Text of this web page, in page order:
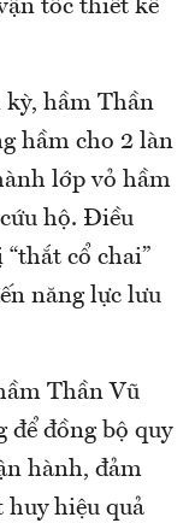
tốc thiết kế
kỳ, hầm Thần
hầm cho 2 làn
lớp vỏ hầm
hộ. Điều
cổ chai”
năng lực lưu
Thần Vũ
để đồng bộ quy
hành, đảm
huy hiệu quả